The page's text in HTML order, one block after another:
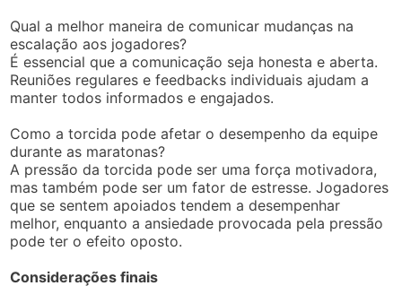
Qual a melhor maneira de comunicar mudanças na
escalação aos jogadores?
É essencial que a comunicação seja honesta e aberta.
Reuniões regulares e feedbacks individuais ajudam a
manter todos informados e engajados.
Como a torcida pode afetar o desempenho da equipe
durante as maratonas?
A pressão da torcida pode ser uma força motivadora,
mas também pode ser um fator de estresse. Jogadores
que se sentem apoiados tendem a desempenhar
melhor, enquanto a ansiedade provocada pela pressão
pode ter o efeito oposto.
Considerações finais